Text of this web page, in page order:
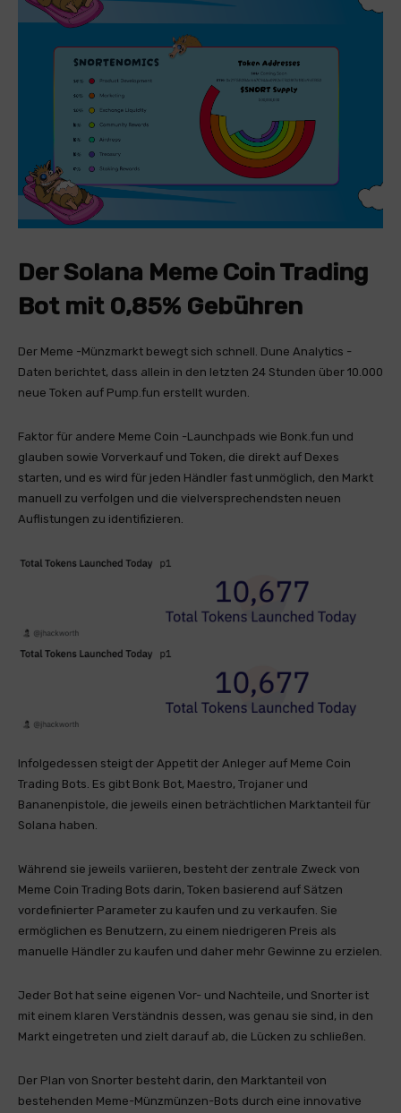
Der Solana Meme Coin Trading
Bot mit 0,85% Gebühren
Der Meme -Münzmarkt bewegt sich schnell. Dune Analytics -
Daten berichtet, dass allein in den letzten 24 Stunden über 10.000
neue Token auf Pump.fun erstellt wurden.
Faktor für andere Meme Coin -Launchpads wie Bonk.fun und
glauben sowie Vorverkauf und Token, die direkt auf Dexes
starten, und es wird für jeden Händler fast unmöglich, den Markt
manuell zu verfolgen und die vielversprechendsten neuen
Auflistungen zu identifizieren.
Infolgedessen steigt der Appetit der Anleger auf Meme Coin
Trading Bots. Es gibt Bonk Bot, Maestro, Trojaner und
Bananenpistole, die jeweils einen beträchtlichen Marktanteil für
Solana haben.
Während sie jeweils variieren, besteht der zentrale Zweck von
Meme Coin Trading Bots darin, Token basierend auf Sätzen
vordefinierter Parameter zu kaufen und zu verkaufen. Sie
ermöglichen es Benutzern, zu einem niedrigeren Preis als
manuelle Händler zu kaufen und daher mehr Gewinne zu erzielen.
Jeder Bot hat seine eigenen Vor- und Nachteile, und Snorter ist
mit einem klaren Verständnis dessen, was genau sie sind, in den
Markt eingetreten und zielt darauf ab, die Lücken zu schließen.
Der Plan von Snorter besteht darin, den Marktanteil von
bestehenden Meme-Münzmünzen-Bots durch eine innovative